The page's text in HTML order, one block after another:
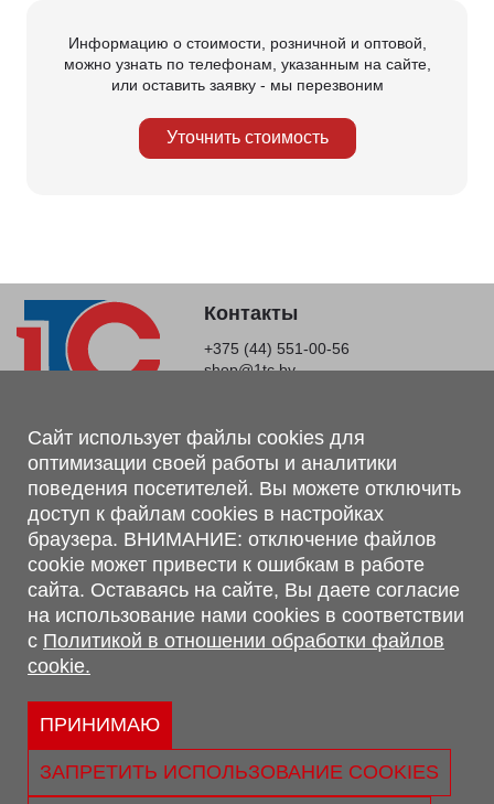
Информацию о стоимости, розничной и оптовой,
можно узнать по телефонам, указанным на сайте,
или оставить заявку - мы перезвоним
Уточнить стоимость
Контакты
+375 (44) 551-00-56
shop@1tc.by
Магазин, склад
г. Минск, Минский р-н, п. Привольный, ул. Мира, 20А,
223062
г. Брест, ул. Лейтенанта Рябцева, 108 В, 224701
Обращаем Ваше внимание, что вся предоставленная на сайте
информация, касающаяся комплектаций, технических
характеристик, цветовых сочетаний, а также стоимости и
сервисного обслуживания носит информационный характер и
не является публичной офертой, определяемой п.2 ст.407
Гражданского кодекса Республики Беларусь.
Политика обработки персональных данных
Политикой в отношении обработки файлов cookie.
Сайт использует файлы cookies для
оптимизации своей работы и аналитики
поведения посетителей. Вы можете отключить
доступ к файлам cookies в настройках
браузера. ВНИМАНИЕ: отключение файлов
cookie может привести к ошибкам в работе
сайта. Оставаясь на сайте, Вы даете согласие
на использование нами cookies в соответствии
с Политикой в отношении обработки файлов
cookie.
ПРИНИМАЮ
ЗАПРЕТИТЬ ИСПОЛЬЗОВАНИЕ COOKIES